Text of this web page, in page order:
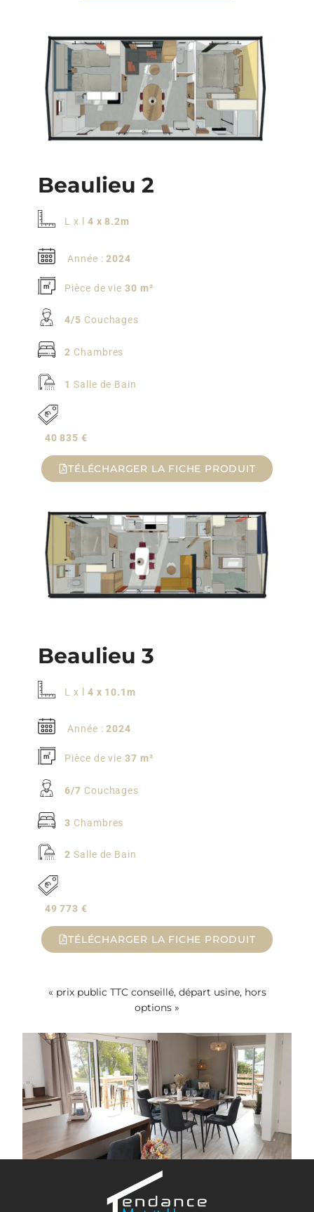
Beaulieu 2
L x l 4 x 8.2m
Année : 2024
Pièce de vie 30 m²
4/5 Couchages
2 Chambres
1 Salle de Bain
40 835 €
TÉLÉCHARGER LA FICHE PRODUIT
Beaulieu 3
L x l 4 x 10.1m
Année : 2024
Pièce de vie 37 m²
6/7 Couchages
3 Chambres
2 Salle de Bain
49 773 €
TÉLÉCHARGER LA FICHE PRODUIT
« prix public TTC conseillé, départ usine, hors
options »